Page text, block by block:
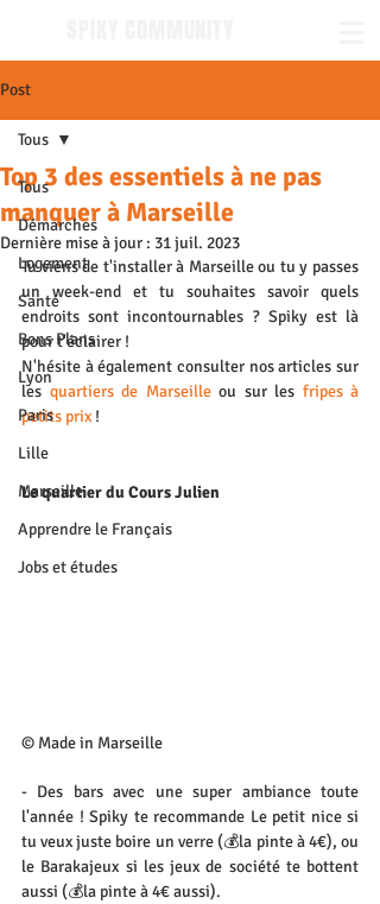
Post
Tous
Démarches
Logement
Santé
Bons Plans
Lyon
Paris
Lille
Marseille
Apprendre le Français
Jobs et études
Tous
Top 3 des essentiels à ne pas
manquer à Marseille
Dernière mise à jour : 31 juil. 2023
Tu viens de t'installer à Marseille ou tu y passes
un week-end et tu souhaites savoir quels
endroits sont incontournables ? Spiky est là
pour t'éclairer !
N'hésite à également consulter nos articles sur
les quartiers de Marseille ou sur les fripes à
petits prix !
Le quartier du Cours Julien
© Made in Marseille
- Des bars avec une super ambiance toute
l'année ! Spiky te recommande Le petit nice si
tu veux juste boire un verre (💰la pinte à 4€), ou
le Barakajeux si les jeux de société te bottent
aussi (💰la pinte à 4€ aussi).